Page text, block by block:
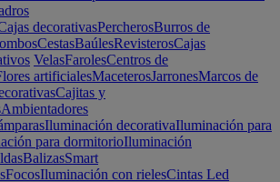
decorativasPercherosBurros de
CestasBaúlesRevisterosCajas
VelasFarolesCentros de
artificialesMaceterosJarronesMarcos de
Cajitas y
Ambientadores
Iluminación decorativaIluminación para
para dormitorioIluminación
BalizasSmart
FocosIluminación con rielesCintas Led